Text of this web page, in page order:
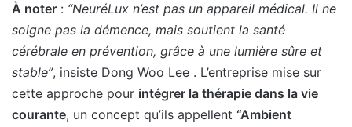
À noter : “NeuréLux n’est pas un appareil médical. Il ne
soigne pas la démence, mais soutient la santé
cérébrale en prévention, grâce à une lumière sûre et
stable”, insiste Dong Woo Lee . L’entreprise mise sur
cette approche pour intégrer la thérapie dans la vie
courante, un concept qu’ils appellent “Ambient